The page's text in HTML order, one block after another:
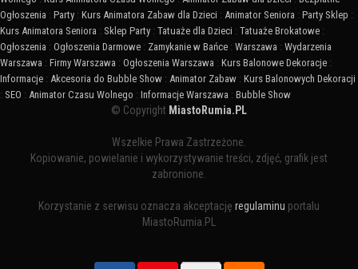
Ogłoszenia : Party : Kurs Animatora Zabaw dla Dzieci : Animator Seniora : Party Sklep :
Kurs Animatora Seniora : Sklep Party : Tatuaże dla Dzieci : Tatuaże Brokatowe :
Ogłoszenia : Ogłoszenia Darmowe : Zamykanie w Bańce : Warszawa : Wydarzenia
Warszawa : Firmy Warszawa : Ogłoszenia Warszawa : Kurs Balonowe Dekoracje :
Informacje : Akcesoria do Bubble Show : Animator Zabaw : Kurs Balonowych Dekoracji
: SEO : Animator Czasu Wolnego : Informacje Warszawa : Bubble Show
© Copyright MiastoRumia.PL
Wszelkie Prawa Zastrzeżone.
Kopiowanie, powielanie i wykorzystywanie treści, zdjęć, grafik jest
zabronione.
Korzystanie z serwisu oznacza akceptację regulaminu portalu
MiastoRumia.PL